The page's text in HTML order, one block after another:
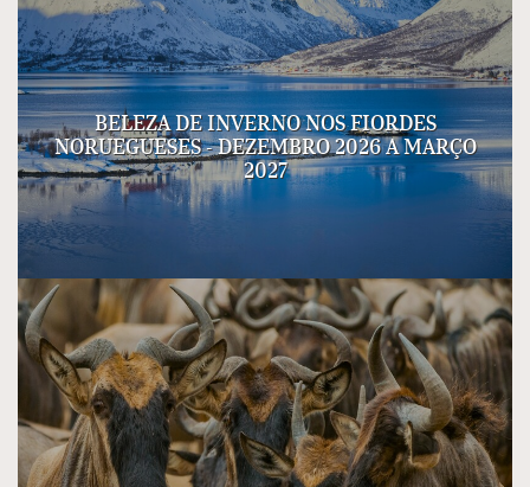
BELEZA DE INVERNO NOS FIORDES
NORUEGUESES - DEZEMBRO 2026 A MARÇO
2027